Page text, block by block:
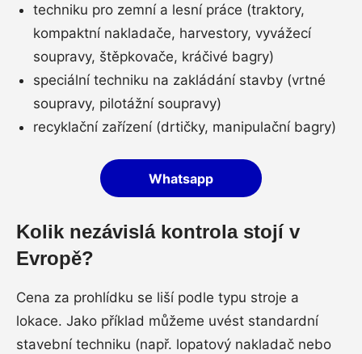
techniku pro zemní a lesní práce (traktory,
kompaktní nakladače, harvestory, vyvážecí
soupravy, štěpkovače, kráčivé bagry)
speciální techniku na zakládání stavby (vrtné
soupravy, pilotážní soupravy)
recyklační zařízení (drtičky, manipulační bagry)
Whatsapp
Kolik nezávislá kontrola stojí v
Evropě?
Cena za prohlídku se liší podle typu stroje a
lokace. Jako příklad můžeme uvést standardní
stavební techniku (např. lopatový nakladač nebo